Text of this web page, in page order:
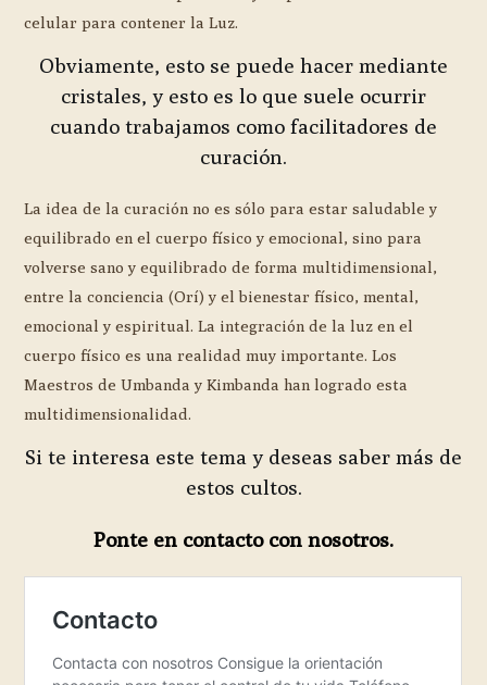
celular para contener la Luz.
Obviamente, esto se puede hacer mediante
cristales, y esto es lo que suele ocurrir
cuando trabajamos como facilitadores de
curación.
La idea de la curación no es sólo para estar saludable y
equilibrado en el cuerpo físico y emocional, sino para
volverse sano y equilibrado de forma multidimensional,
entre la conciencia (Orí) y el bienestar físico, mental,
emocional y espiritual. La integración de la luz en el
cuerpo físico es una realidad muy importante. Los
Maestros de Umbanda y Kimbanda han logrado esta
multidimensionalidad.
Si te interesa este tema y deseas saber más de
estos cultos.
Ponte en contacto con nosotros.